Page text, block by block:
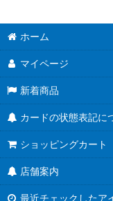
ホーム
マイページ
新着商品
カードの状態表記に
ショッピングカート
店舗案内
最近チェックしたア